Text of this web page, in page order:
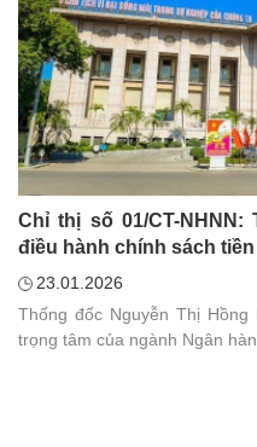
Chỉ thị số 01/CT-
điều hành chính sách tiền
23.01.2026
Thống đốc Nguyễn Thị
trọng tâm của ngành Ngân